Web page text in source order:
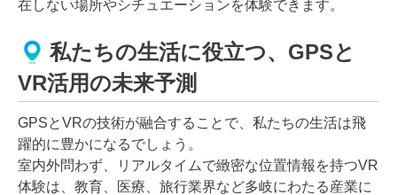
在しない場所やシチュエーションを体験できます。
私たちの生活に役立つ、GPSと
VR活用の未来予測
GPSとVRの技術が融合することで、私たちの生活は飛
躍的に豊かになるでしょう。
室内外問わず、リアルタイムで緻密な位置情報を持つVR
体験は、教育、医療、旅行業界など多岐にわたる産業に